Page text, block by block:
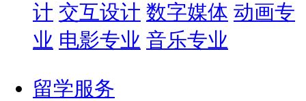
计 交互设计 数字媒体 动画专
业 电影专业 音乐专业
留学服务